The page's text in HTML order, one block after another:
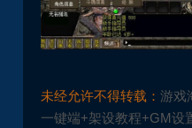
未经允许不得转载：游戏
一键端+架设教程+GM设